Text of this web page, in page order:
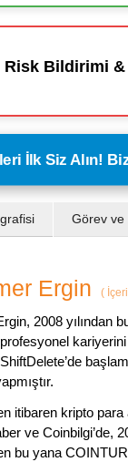
Risk Bildirimi &
İlk Siz Alın!
Görev ve
Ergin (
2008 yılından
ShiftDelete’de
itibaren kripto
ve Coinbilgi’de,
bu yana